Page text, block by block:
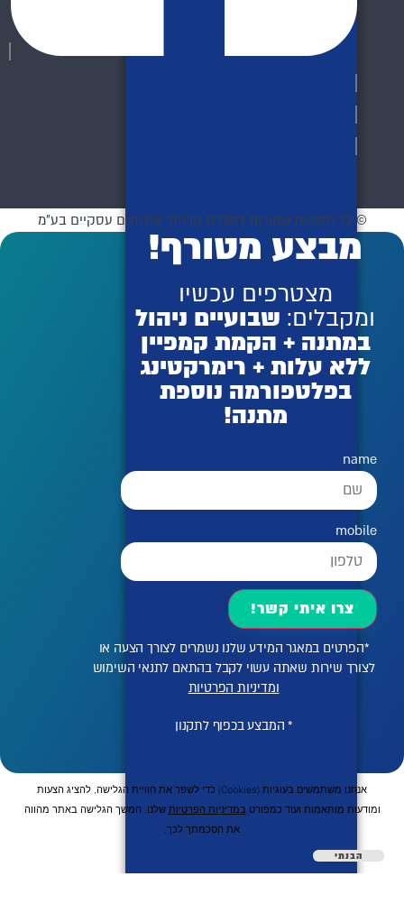
© כל הזכויות שמורות לחברת קרויזר שירותים עסקיים בע"מ
מבצע מטורף!
מצטרפים עכשיו
ומקבלים: שבועיים ניהול
במתנה + הקמת קמפיין
ללא עלות + רימרקטינג
בפלטפורמה נוספת
מתנה!
name
mobile
צרו איתי קשר!
*הפרטים במאגר המידע שלנו נשמרים לצורך הצעה או
לצורך שירות שאתה עשוי לקבל בהתאם לתנאי השימוש
ומדיניות הפרטיות
* המבצע בכפוף לתקנון
אנחנו משתמשים בעוגיות (cookies) כדי לשפר את חוויית הגלישה, להציג הצעות
ומודעות מותאמות ועוד כמפורט במדיניות הפרטיות שלנו. המשך הגלישה באתר מהווה
את הסכמתך לכך.
הבנתי